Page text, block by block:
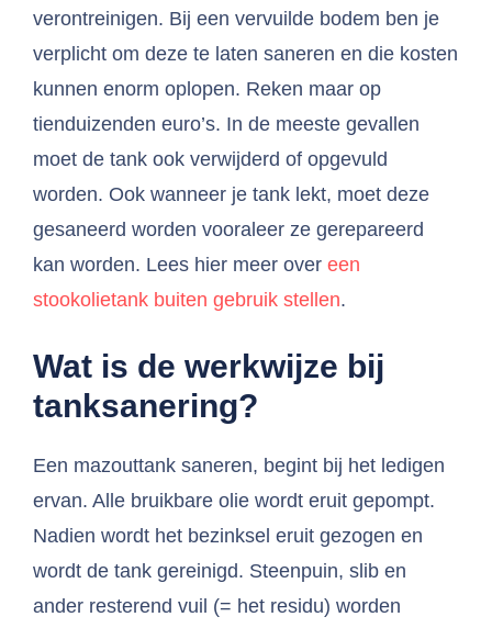
verontreinigen. Bij een vervuilde bodem ben je
verplicht om deze te laten saneren en die kosten
kunnen enorm oplopen. Reken maar op
tienduizenden euro’s. In de meeste gevallen
moet de tank ook verwijderd of opgevuld
worden. Ook wanneer je tank lekt, moet deze
gesaneerd worden vooraleer ze gerepareerd
kan worden. Lees hier meer over een
stookolietank buiten gebruik stellen.
Wat is de werkwijze bij
tanksanering?
Een mazouttank saneren, begint bij het ledigen
ervan. Alle bruikbare olie wordt eruit gepompt.
Nadien wordt het bezinksel eruit gezogen en
wordt de tank gereinigd. Steenpuin, slib en
ander resterend vuil (= het residu) worden